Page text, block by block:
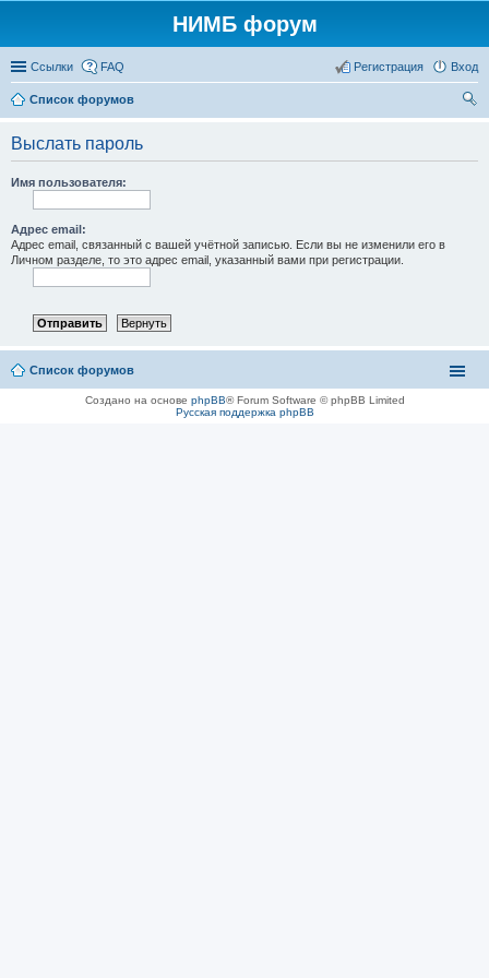
НИМБ форум
Ссылки FAQ Вход
Регистрация
Список форумов
Выслать пароль
Имя пользователя:
Адрес email:
Адрес email, связанный с вашей учётной записью. Если вы не изменили его в
Личном разделе, то это адрес email, указанный вами при регистрации.
Список форумов
Создано на основе phpBB® Forum Software © phpBB Limited
Русская поддержка phpBB